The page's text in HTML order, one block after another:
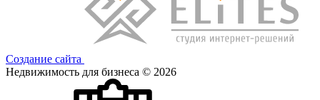
Создание сайта
Недвижимость для бизнеса © 2026